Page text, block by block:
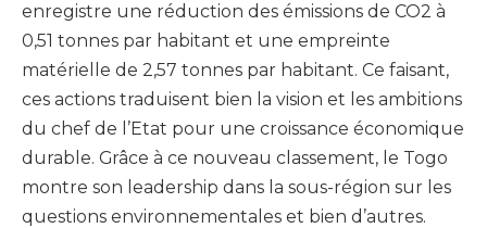
enregistre une réduction des émissions de CO2 à
0,51 tonnes par habitant et une empreinte
matérielle de 2,57 tonnes par habitant. Ce faisant,
ces actions traduisent bien la vision et les ambitions
du chef de l’Etat pour une croissance économique
durable. Grâce à ce nouveau classement, le Togo
montre son leadership dans la sous-région sur les
questions environnementales et bien d’autres.